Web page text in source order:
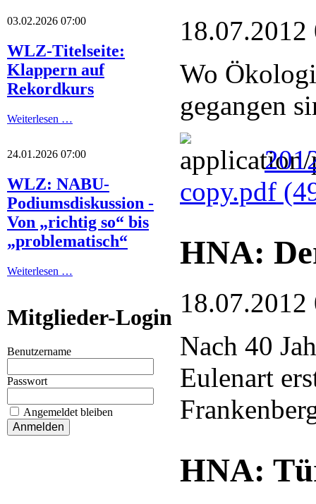
03.02.2026 07:00
WLZ-Titelseite:
Klappern auf
Rekordkurs
Weiterlesen …
24.01.2026 07:00
WLZ: NABU-
Podiumsdiskussion -
Von „richtig so“ bis
„problematisch“
Weiterlesen …
Mitglieder-Login
Benutzername
Passwort
Angemeldet bleiben
18.07.2012
Wo
gegangen
copy.pdf
HNA:
18.07.2012
Nach 40
Eulenart
HNA: